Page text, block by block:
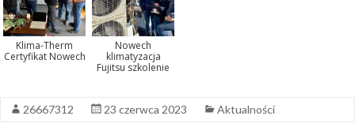
Klima-Therm
Certyfikat Nowech
Nowech
klimatyzacja
Fujitsu szkolenie
26667312 23 czerwca 2023 Aktualności